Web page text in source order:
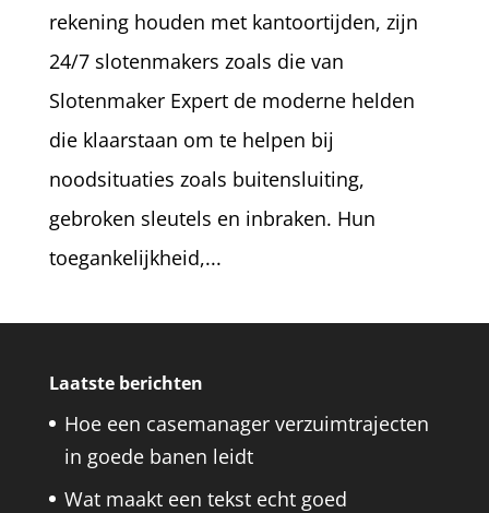
rekening houden met kantoortijden, zijn
24/7 slotenmakers zoals die van
Slotenmaker Expert de moderne helden
die klaarstaan om te helpen bij
noodsituaties zoals buitensluiting,
gebroken sleutels en inbraken. Hun
toegankelijkheid,...
Laatste berichten
Hoe een casemanager verzuimtrajecten
in goede banen leidt
Wat maakt een tekst echt goed